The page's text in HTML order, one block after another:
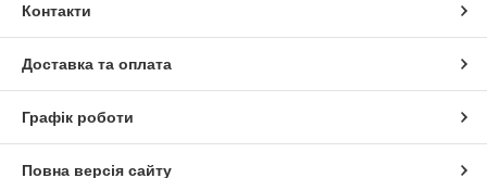
Контакти
Доставка та оплата
Графік роботи
Повна версія сайту